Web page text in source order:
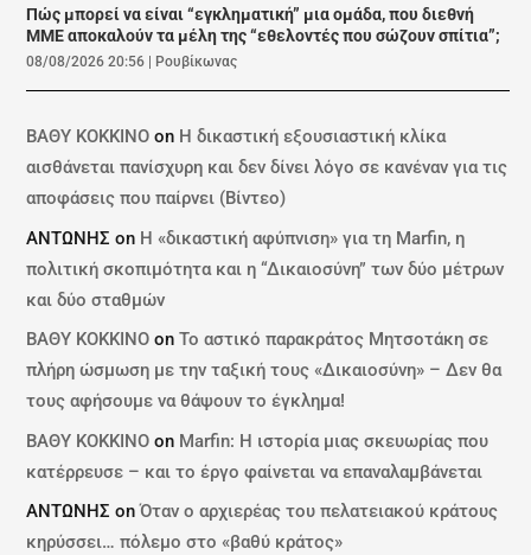
Πώς μπορεί να είναι “εγκληματική” μια ομάδα, που διεθνή
ΜΜΕ αποκαλούν τα μέλη της “εθελοντές που σώζουν σπίτια”;
08/08/2026 20:56 Ρουβίκωνας
ΒΑΘΥ ΚΟΚΚΙΝΟ on Η δικαστική εξουσιαστική κλίκα
αισθάνεται πανίσχυρη και δεν δίνει λόγο σε κανέναν για τις
αποφάσεις που παίρνει (Βίντεο)
ΑΝΤΩΝΗΣ on Η «δικαστική αφύπνιση» για τη Marfin, η
πολιτική σκοπιμότητα και η “Δικαιοσύνη” των δύο μέτρων
και δύο σταθμών
ΒΑΘΥ ΚΟΚΚΙΝΟ onΤο αστικό παρακράτος Μητσοτάκη σε
πλήρη ώσμωση με την ταξική τους «Δικαιοσύνη» – Δεν θα
τους αφήσουμε να θάψουν το έγκλημα!
ΒΑΘΥ ΚΟΚΚΙΝΟ on Marfin: Η ιστορία μιας σκευωρίας που
κατέρρευσε – και το έργο φαίνεται να επαναλαμβάνεται
ΑΝΤΩΝΗΣ onΌταν ο αρχιερέας του πελατειακού κράτους
κηρύσσει… πόλεμο στο «βαθύ κράτος»